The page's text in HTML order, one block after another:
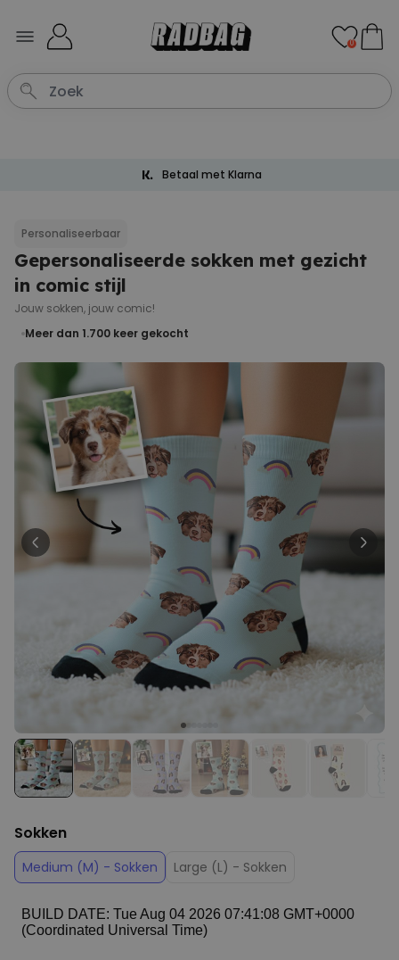
0
Betaal met Klarna
Personaliseerbaar
Gepersonaliseerde sokken met gezicht
in comic stijl
Jouw sokken, jouw comic!
Meer dan 1.700 keer gekocht
Sokken
Medium (M) - Sokken Large (L) - Sokken